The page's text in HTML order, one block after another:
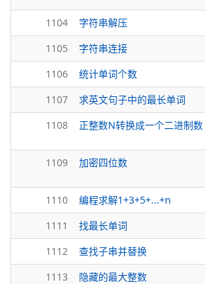
1104
字符串解压
1105
字符串连接
1106
统计单词个数
1107
求英文句子中的最长单词
1108
正整数N转换成一个二进制数
1109 加密四位数
1110
编程求解1+3+5+...+n
1111
找最长单词
1112
查找子串并替换
1113
隐藏的最大整数